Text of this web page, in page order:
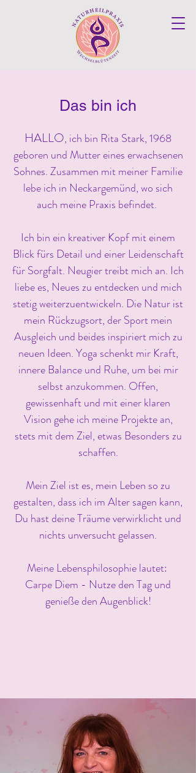
Das bin ich
HALLO, ich bin Rita Stark, 1968
geboren und Mutter eines erwachsenen
Sohnes. Zusammen mit meiner Familie
lebe ich in Neckargemünd, wo sich
auch meine Praxis befindet.
Ich bin ein kreativer Kopf mit einem
Blick fürs Detail und einer Leidenschaft
für Sorgfalt. Neugier treibt mich an. Ich
liebe es, Neues zu entdecken und mich
stetig weiterzuentwickeln. Die Natur ist
mein Rückzugsort, der Sport mein
Ausgleich und beides inspiriert mich zu
neuen Ideen. Yoga schenkt mir Kraft,
innere Balance und Ruhe, um bei mir
selbst anzukommen. Offen,
gewissenhaft und mit einer klaren
Vision gehe ich meine Projekte an,
stets mit dem Ziel, etwas Besonders zu
schaffen.
Mein Ziel ist es, mein Leben so zu
gestalten, dass ich im Alter sagen kann,
Du hast deineTräume verwirklicht und
nichts unversucht gelassen.
Meine Lebensphilosophie lautet:
Carpe Diem - Nutze den Tag und
genieße den Augenblick!